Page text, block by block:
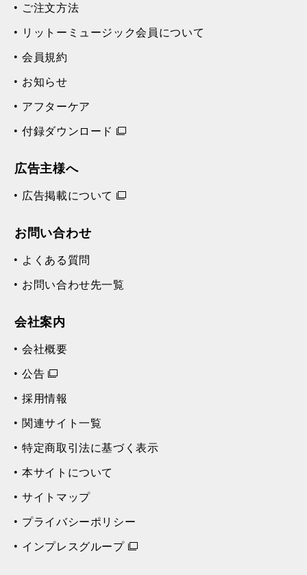
ご注文方法
リットーミュージック会員について
会員規約
お知らせ
アフターケア
付録ダウンロード
広告主様へ
広告掲載について
お問い合わせ
よくある質問
お問い合わせ先一覧
会社案内
会社概要
公告
採用情報
関連サイト一覧
特定商取引法に基づく表示
本サイトについて
サイトマップ
プライバシーポリシー
インプレスグループ